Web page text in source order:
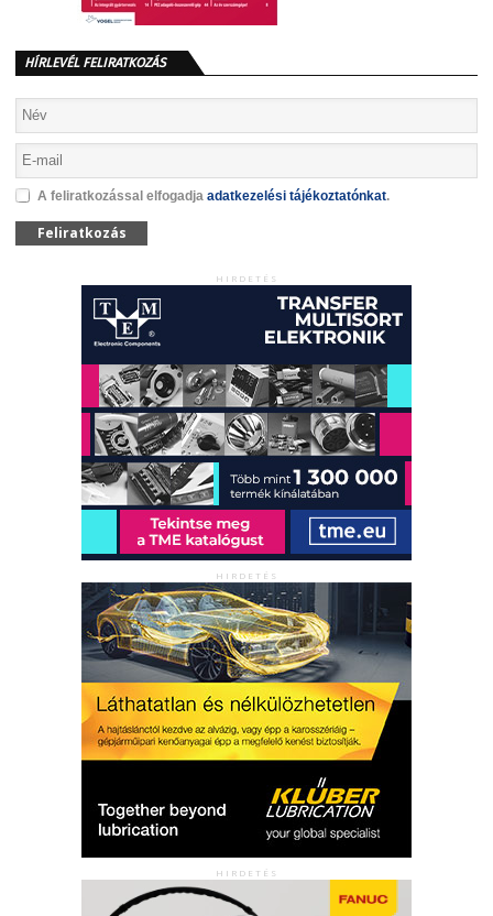
HÍRLEVÉL FELIRATKOZÁS
A feliratkozással elfogadja adatkezelési tájékoztatónkat.
Feliratkozás
HIRDETÉS
HIRDETÉS
HIRDETÉS